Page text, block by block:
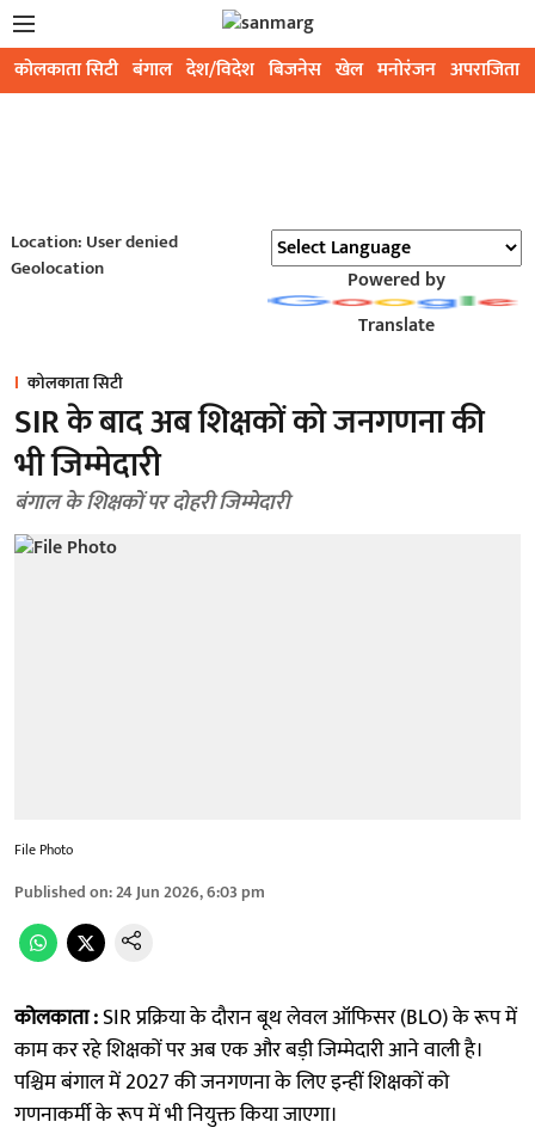
कोलकाता सिटी बंगाल देश/विदेश बिजनेस खेल मनोरंजन अपराजिता
Location: User denied
Geolocation
Powered by
Translate
कोलकाता सिटी
SIR के बाद अब शिक्षकों को जनगणना की
भी जिम्मेदारी
बंगाल के शिक्षकों पर दोहरी जिम्मेदारी
File Photo
Published on:24 Jun 2026, 6:03 pm
कोलकाता :SIR प्रक्रिया के दौरान बूथ लेवल ऑफिसर (BLO) के रूप में
काम कर रहे शिक्षकों पर अब एक और बड़ी जिम्मेदारी आने वाली है।
पश्चिम बंगाल में 2027 की जनगणना के लिए इन्हीं शिक्षकों को
गणनाकर्मी के रूप में भी नियुक्त किया जाएगा।